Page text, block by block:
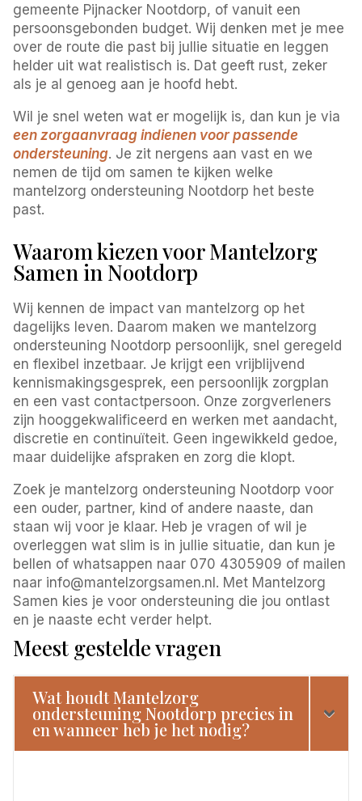
gemeente Pijnacker Nootdorp, of vanuit een
persoonsgebonden budget. Wij denken met je mee
over de route die past bij jullie situatie en leggen
helder uit wat realistisch is. Dat geeft rust, zeker
als je al genoeg aan je hoofd hebt.
Wil je snel weten wat er mogelijk is, dan kun je via
een zorgaanvraag indienen voor passende
ondersteuning. Je zit nergens aan vast en we
nemen de tijd om samen te kijken welke
mantelzorg ondersteuning Nootdorp het beste
past.
Waarom kiezen voor Mantelzorg
Samen in Nootdorp
Wij kennen de impact van mantelzorg op het
dagelijks leven. Daarom maken we mantelzorg
ondersteuning Nootdorp persoonlijk, snel geregeld
en flexibel inzetbaar. Je krijgt een vrijblijvend
kennismakingsgesprek, een persoonlijk zorgplan
en een vast contactpersoon. Onze zorgverleners
zijn hooggekwalificeerd en werken met aandacht,
discretie en continuïteit. Geen ingewikkeld gedoe,
maar duidelijke afspraken en zorg die klopt.
Zoek je mantelzorg ondersteuning Nootdorp voor
een ouder, partner, kind of andere naaste, dan
staan wij voor je klaar. Heb je vragen of wil je
overleggen wat slim is in jullie situatie, dan kun je
bellen of whatsappen naar 070 4305909 of mailen
naar info@mantelzorgsamen.nl. Met Mantelzorg
Samen kies je voor ondersteuning die jou ontlast
en je naaste echt verder helpt.
Meest gestelde vragen
Wat houdt Mantelzorg
ondersteuning Nootdorp precies in
en wanneer heb je het nodig?